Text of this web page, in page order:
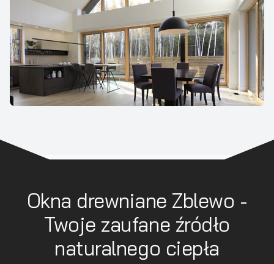
Okna drewniane Zblewo -
Twoje zaufane źródło
naturalnego ciepła